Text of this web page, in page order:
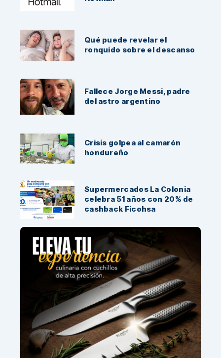
Qué puede revelar el
ronquido sobre el descanso
Fallece Jorge Messi, padre
del astro argentino
Crisis golpea al camarón
hondureño
Supermercados La Colonia
celebra 51 años con 20% de
cashback Ficohsa